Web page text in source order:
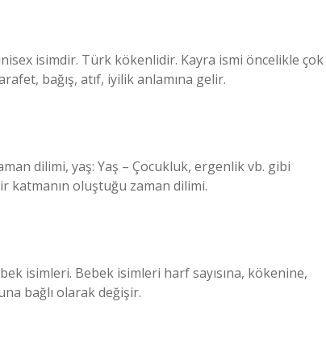
isimdir. Türk kökenlidir. Kayra ismi öncelikle çok
bağış, atıf, iyilik anlamına gelir.
dilimi, yaş: Yaş – Çocukluk, ergenlik vb. gibi
katmanın oluştuğu zaman dilimi.
isimleri. Bebek isimleri harf sayısına, kökenine,
bağlı olarak değişir.